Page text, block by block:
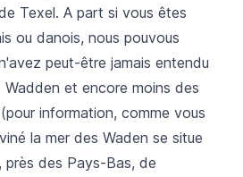
Texel. A part si vous êtes
ou danois, nous pouvous
peut-être jamais entendu
Wadden et encore moins des
information, comme vous
la mer des Waden se situe
près des Pays-Bas, de